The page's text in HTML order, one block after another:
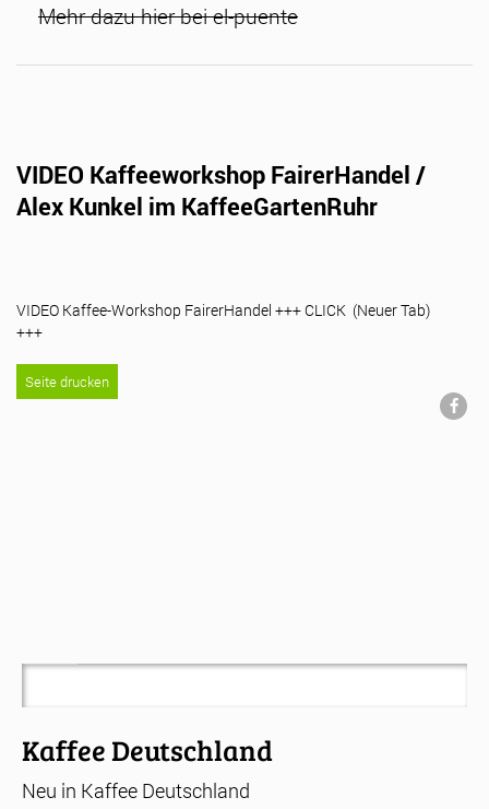
Mehr dazu hier bei el-puente
VIDEO Kaffeeworkshop FairerHandel /
Alex Kunkel im KaffeeGartenRuhr
VIDEO Kaffee-Workshop FairerHandel +++ CLICK (Neuer Tab)
+++
Seite drucken
nach:
Kaffee Deutschland
Neu in Kaffee Deutschland